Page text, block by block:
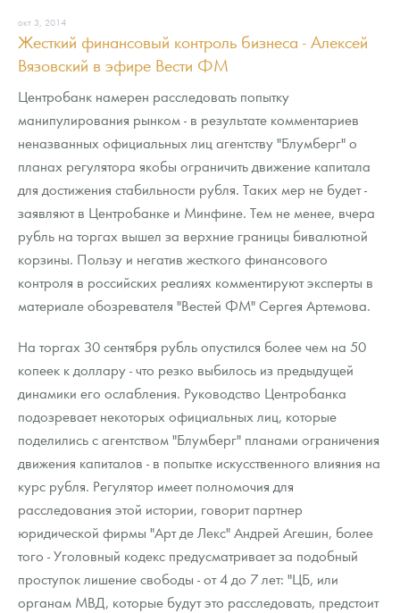
Монеты Царской России
Монеты стран мира после 1950г
Георгий Победоносец
Золотой червонец Сеятель
Золотые слитки
Аксессуары
Гарри Поттер
Флот: ледоколы и корабли
Ювелирные изделия
Золотая карманная галерея
Наборы подарочных и коллекционных монет
Монеты и жетоны из недрагоценных металлов
Книги по нумизматике
Гарантии
Выкуп монет
Выкуп серебряных монет
Вопрос - ответ
Памятка для работы с монетами из драгметаллов
Условия возврата
Политика конфиденциальности
Положение по обработке и защите персональных данных
Информация
Распродажа монет и жетонов
Аналитика и события
Итоги 2025 года. Прогноз курсов золота, серебра, платины на
2026 год
Cтатьи
Георгий Победоносец - динамика цен
Котировки
Курс золота и серебра
Лом выкуп
Скупка слитков
Контакты
Наши преимущества
Письмо директору
Пресс-служба
окт 3, 2014
Жесткий финансовый контроль бизнеса - Алексей
Вязовский в эфире Вести ФМ
Центробанк намерен расследовать попытку
манипулирования рынком - в результате комментариев
неназванных официальных лиц агентству "Блумберг" о
планах регулятора якобы ограничить движение капитала
для достижения стабильности рубля. Таких мер не будет -
заявляют в Центробанке и Минфине. Тем не менее, вчера
рубль на торгах вышел за верхние границы бивалютной
корзины. Пользу и негатив жесткого финансового
контроля в российских реалиях комментируют эксперты в
материале обозревателя "Вестей ФМ" Сергея Артемова.
На торгах 30 сентября рубль опустился более чем на 50
копеек к доллару - что резко выбилось из предыдущей
динамики его ослабления. Руководство Центробанка
подозревает некоторых официальных лиц, которые
поделились с агентством "Блумберг" планами ограничения
движения капиталов - в попытке искусственного влияния на
курс рубля. Регулятор имеет полномочия для
расследования этой истории, говорит партнер
юридической фирмы "Арт де Лекс" Андрей Агешин, более
того - Уголовный кодекс предусматривает за подобный
проступок лишение свободы - от 4 до 7 лет: "ЦБ, или
органам МВД, которые будут это расследовать, предстоит